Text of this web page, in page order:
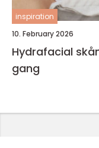
inspiration
10. February 2026
Hydrafacial skånsom dyprens og glød på én
gang